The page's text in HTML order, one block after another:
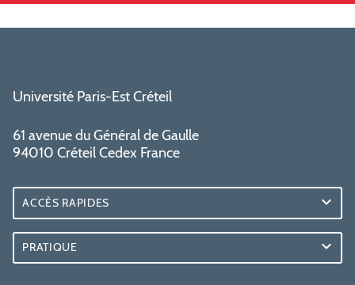
Université Paris-Est Créteil
61 avenue du Général de Gaulle
94010 Créteil Cedex France
ACCÈS RAPIDES
PRATIQUE